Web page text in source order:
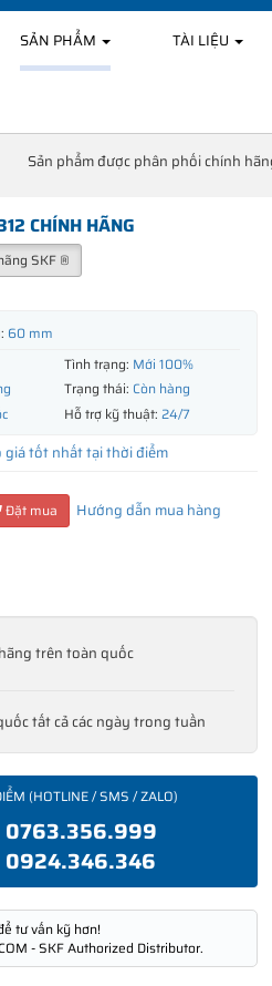
SẢN PHẨM TÀI LIỆU
Sản phẩm được phân phối chính
CHÍNH HÃNG
SKF ®
60 mm
Tình trạng: Mới 100%
Trạng thái: Còn hàng
Hỗ trợ kỹ thuật: 24/7
giá tốt nhất tại thời điểm
Đặt mua Hướng dẫn mua hàng
trên toàn quốc
tất cả các ngày trong tuần
(HOTLINE / SMS / ZALO)
0763.356.999
0924.346.346
tư vấn kỹ hơn!
- SKF Authorized Distributor.